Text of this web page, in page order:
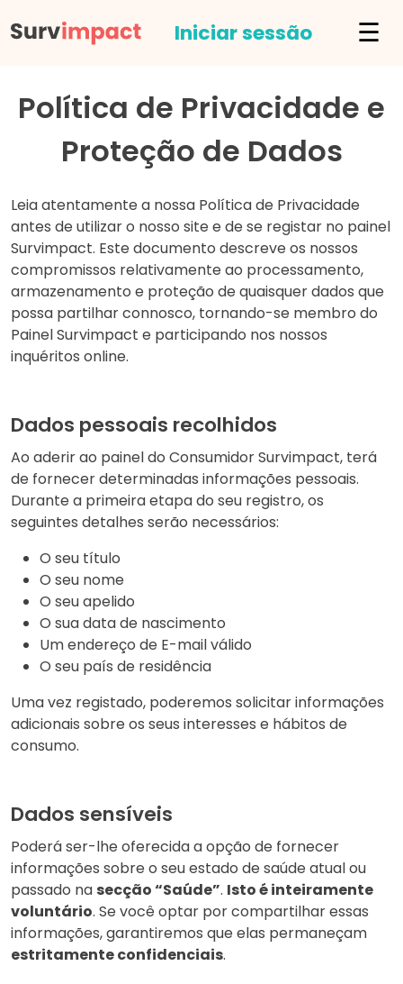
Iniciar sessão ☰
Política de Privacidade e
Proteção de Dados
Leia atentamente a nossa Política de Privacidade
antes de utilizar o nosso site e de se registar no painel
Survimpact. Este documento descreve os nossos
compromissos relativamente ao processamento,
armazenamento e proteção de quaisquer dados que
possa partilhar connosco, tornando-se membro do
Painel Survimpact e participando nos nossos
inquéritos online.
Dados pessoais recolhidos
Ao aderir ao painel do Consumidor Survimpact, terá
de fornecer determinadas informações pessoais.
Durante a primeira etapa do seu registro, os
seguintes detalhes serão necessários:
O seu título
O seu nome
O seu apelido
O sua data de nascimento
Um endereço de E-mail válido
O seu país de residência
Uma vez registado, poderemos solicitar informações
adicionais sobre os seus interesses e hábitos de
consumo.
Dados sensíveis
Poderá ser-lhe oferecida a opção de fornecer
informações sobre o seu estado de saúde atual ou
passado na secção “Saúde”. Isto é inteiramente
voluntário. Se você optar por compartilhar essas
informações, garantiremos que elas permaneçam
estritamente confidenciais.